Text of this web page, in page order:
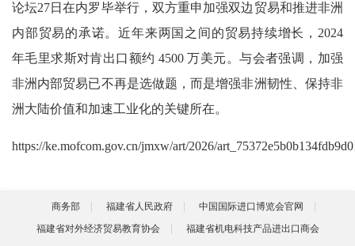
论坛27日在内罗毕举行，双方重申加强双边贸易和推进非洲
内部贸易的承诺。近年来两国之间的贸易持续增长，2024
年毛里求斯对肯出口额约 4500 万美元。与会者强调，加强
非洲内部贸易已不再是选做题，而是增强非洲韧性、保持非
洲大陆价值和加速工业化的关键所在。
https://ke.mofcom.gov.cn/jmxw/art/2026/
商务部 福建省人民政府
中国国际进口博览会官网
福建省对外经济贸易教育协会
福建省机电科技产品进出口商会